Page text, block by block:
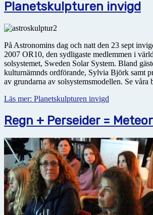
Planetskulpturen invigd
På Astronomins dag och natt den 23 sept
2007 OR10, den sydligaste medlemmen i
solsystemet, Sweden Solar System. Bland
kulturnämnds ordförande, Sylvia Björk samt
av grundarna av solsystemsmodellen. Se våra
Läs mer: Planetskulpturen invigd
Regn + Perseider =